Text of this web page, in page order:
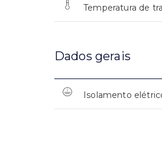
Temperatura de
Dados gerais
Isolamento